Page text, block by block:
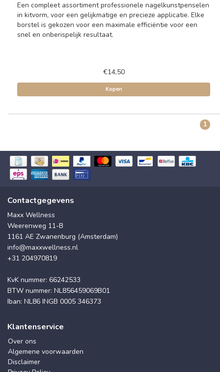
Een compleet assortiment professionele nagelkunstpenselen
in kitvorm, voor een gelijkmatige en precieze applicatie. Elke
borstel is gekozen voor een maximale efficiëntie voor een
snel en onberispelijk resultaat.
€14,50
Kopen
1
Contactgegevens
Maxx Wellness
Weerenweg 11-B
1161 AE Zwanenburg (Amsterdam)
info@maxxwellness.nl
+31 204970819
KvK nummer: 66242533
BTW nummer: NL856459069B01
Iban: NL86 INGB 0005 346373
Klantenservice
Over ons
Algemene voorwaarden
Disclaimer